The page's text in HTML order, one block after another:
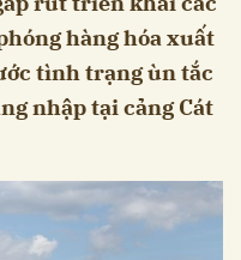
hàng hóa xuất
tình trạng ùn tắc
nhập tại cảng Cát